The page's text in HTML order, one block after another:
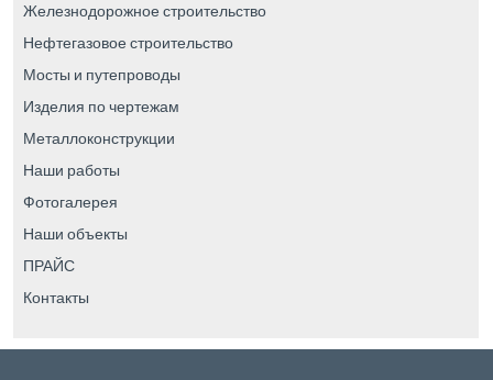
Железнодорожное строительство
Нефтегазовое строительство
Мосты и путепроводы
Изделия по чертежам
Металлоконструкции
Наши работы
Фотогалерея
Наши объекты
ПРАЙС
Контакты